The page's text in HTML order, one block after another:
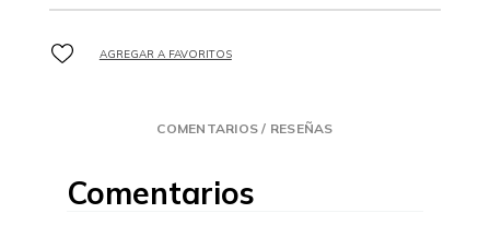
COMENTARIOS / RESEÑAS
Comentarios